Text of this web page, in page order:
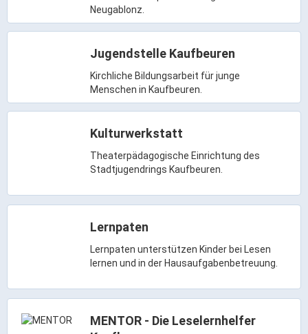
Freizeiteinrichtungen
Veranstaltungsräume
Willkommen in der Altstadt
ÖPNV
Integration & Vielfalt
Kulturmacher
Wirtschaft & Handel
Neugablonz.
Jugendstelle Kaufbeuren
Kirchliche Bildungsarbeit für junge
Menschen in Kaufbeuren.
Kulturwerkstatt
Theaterpädagogische Einrichtung des
Stadtjugendrings Kaufbeuren.
Lernpaten
Lernpaten unterstützen Kinder bei Lesen
lernen und in der Hausaufgabenbetreuung.
MENTOR - Die Leselernhelfer